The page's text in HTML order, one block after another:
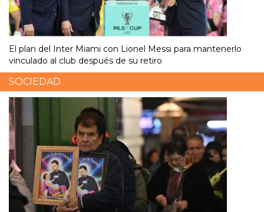
El plan del Inter Miami con Lionel Messi para mantenerlo
vinculado al club después de su retiro
SOCIEDAD